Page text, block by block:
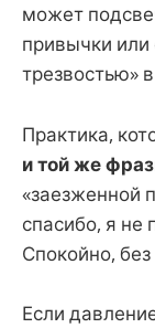
может
привычки или
трезвостью»
Практика,
и той же
«заезженной
спасибо, я не
Спокойно, без
Если